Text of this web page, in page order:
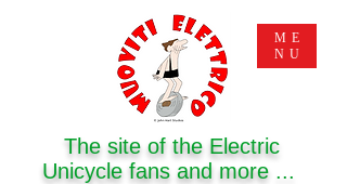
The site of the Electric
Unicycle fans and more ...
ME
NU